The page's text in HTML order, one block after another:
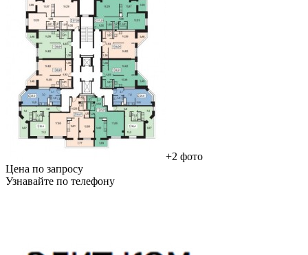
+2 фото
Цена по запросу
Узнавайте по телефону